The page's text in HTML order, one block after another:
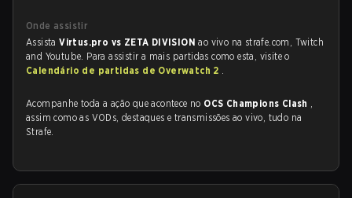
Onde assistir
AssistaVirtus.pro vs ZETA DIVISIONao vivo na strafe.com, Twitch
and Youtube. Para assistir a mais partidas como esta, visite o
Calendário de partidas de Overwatch 2 .
Acompanhe toda a ação que acontece no OCS Champions Clash ,
assim como as VODs, destaques e transmissões ao vivo, tudo na
Strafe.